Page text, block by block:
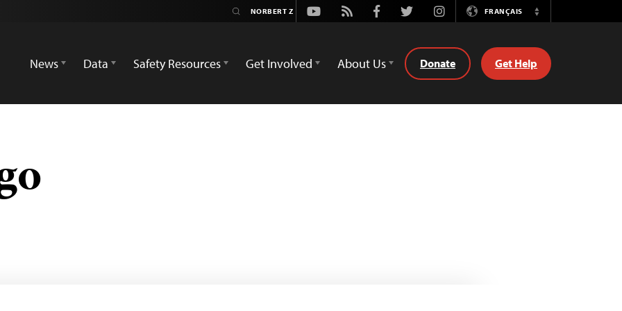
Youtube
Rss FacebookTwitterInstagramFRANÇAIS
Switch
News
Data Safety Resources Get Involved About Us Donate Get Help